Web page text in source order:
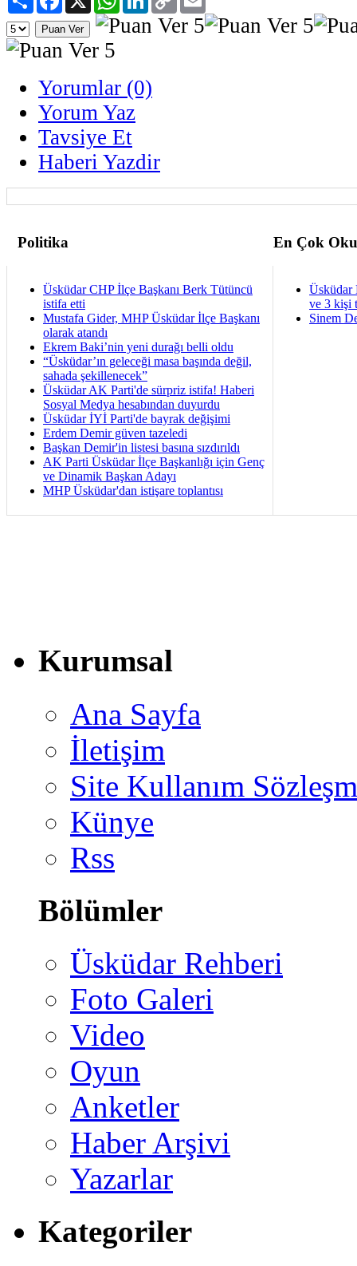
Link
Yorumlar (0)
Yorum Yaz
Tavsiye Et
Haberi Yazdir
Politika En Çok
Üsküdar CHP İlçe Başkanı Berk Tütüncü
istifa etti
Mustafa Gider, MHP Üsküdar İlçe Başkanı
olarak atandı
Ekrem Baki’nin yeni durağı belli oldu
“Üsküdar’ın geleceği masa başında değil,
sahada şekillenecek”
Üsküdar AK Parti'de sürpriz istifa! Haberi
Sosyal Medya hesabından duyurdu
Üsküdar İYİ Parti'de bayrak değişimi
Erdem Demir güven tazeledi
Başkan Demir'in listesi basına sızdırıldı
AK Parti Üsküdar İlçe Başkanlığı için Genç
ve Dinamik Başkan Adayı
MHP Üsküdar'dan istişare toplantısı
Üsküdar
ve 3 kişi
Sinem
Kurumsal
Ana Sayfa
İletişim
Site Kullanım
Künye
Rss
Bölümler
Üsküdar Rehberi
Foto Galeri
Video
Oyun
Anketler
Haber Arşivi
Yazarlar
Kategoriler